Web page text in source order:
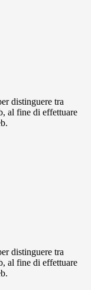
distinguere tra
al fine di effettuare
distinguere tra
al fine di effettuare